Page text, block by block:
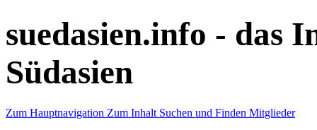
suedasien.info - das
Südasien
Zum Hauptnavigation Zum Inhalt Suchen und Finden Mitglieder